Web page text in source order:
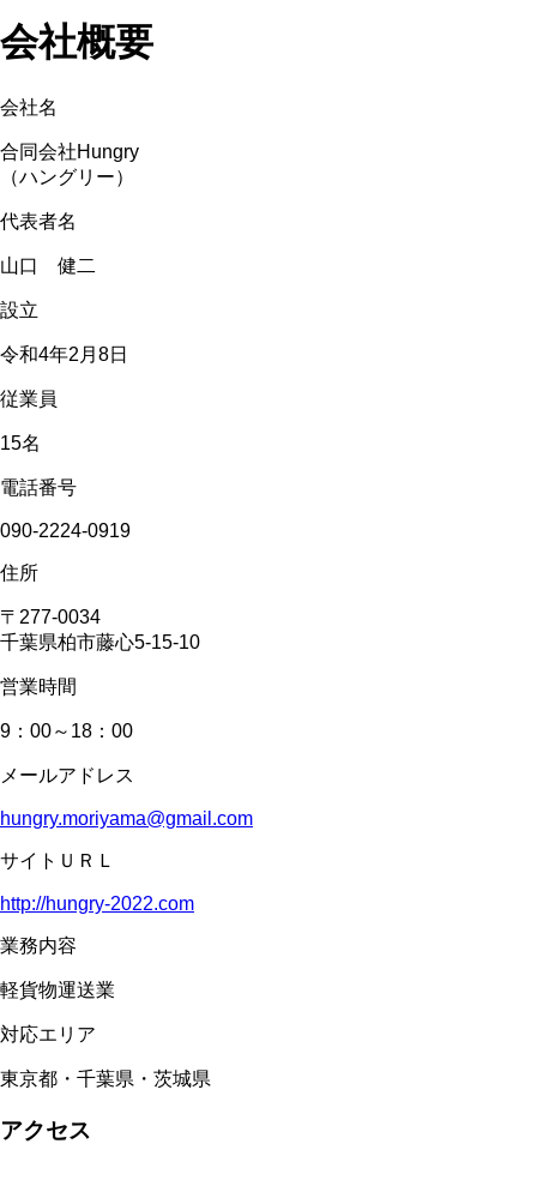
会社概要
会社名
合同会社Hungry
（ハングリー）
代表者名
山口 健二
設立
令和4年2月8日
従業員
15名
電話番号
090-2224-0919
住所
〒277-0034
千葉県柏市藤心5-15-10
営業時間
9：00～18：00
メールアドレス
hungry.moriyama@gmail.com
サイトＵＲＬ
http://hungry-2022.com
業務内容
軽貨物運送業
対応エリア
東京都・千葉県・茨城県
アクセス